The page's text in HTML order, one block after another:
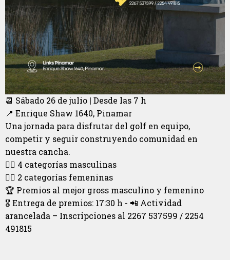
📆 Sábado 26 de julio | Desde las 7 h
📍 Enrique Shaw 1640, Pinamar
Una jornada para disfrutar del golf en equipo,
competir y seguir construyendo comunidad en
nuestra cancha.
🏌️‍♂️ 4 categorías masculinas
🏌️‍♀️ 2 categorías femeninas
🏆 Premios al mejor gross masculino y femenino
🎖 Entrega de premios: 17:30 h - 📲 Actividad
arancelada – Inscripciones al 2267 537599 / 2254
491815